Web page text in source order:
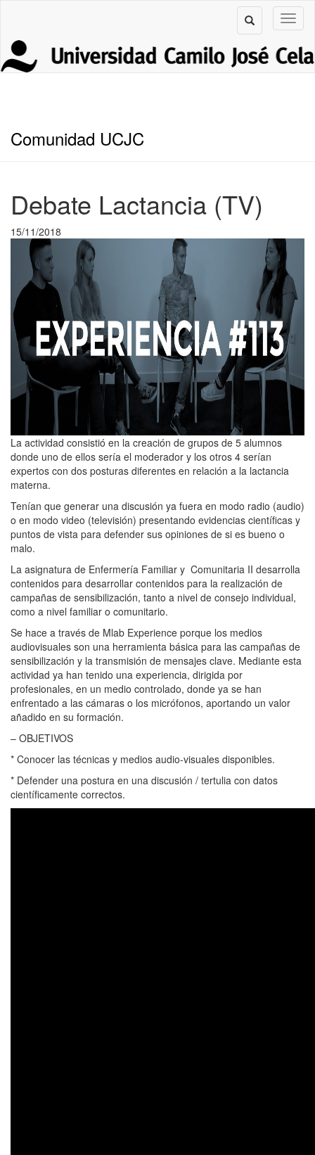
Comunidad UCJC
Debate Lactancia (TV)
15/11/2018
La actividad consistió en la creación de grupos de 5 alumnos
donde uno de ellos sería el moderador y los otros 4 serían
expertos con dos posturas diferentes en relación a la lactancia
materna.
Tenían que generar una discusión ya fuera en modo radio (audio)
o en modo video (televisión) presentando evidencias científicas y
puntos de vista para defender sus opiniones de si es bueno o
malo.
La asignatura de Enfermería Familiar y Comunitaria II desarrolla
contenidos para desarrollar contenidos para la realización de
campañas de sensibilización, tanto a nivel de consejo individual,
como a nivel familiar o comunitario.
Se hace a través de Mlab Experience porque los medios
audiovisuales son una herramienta básica para las campañas de
sensibilización y la transmisión de mensajes clave. Mediante esta
actividad ya han tenido una experiencia, dirigida por
profesionales, en un medio controlado, donde ya se han
enfrentado a las cámaras o los micrófonos, aportando un valor
añadido en su formación.
– OBJETIVOS
* Conocer las técnicas y medios audio-visuales disponibles.
* Defender una postura en una discusión / tertulia con datos
científicamente correctos.